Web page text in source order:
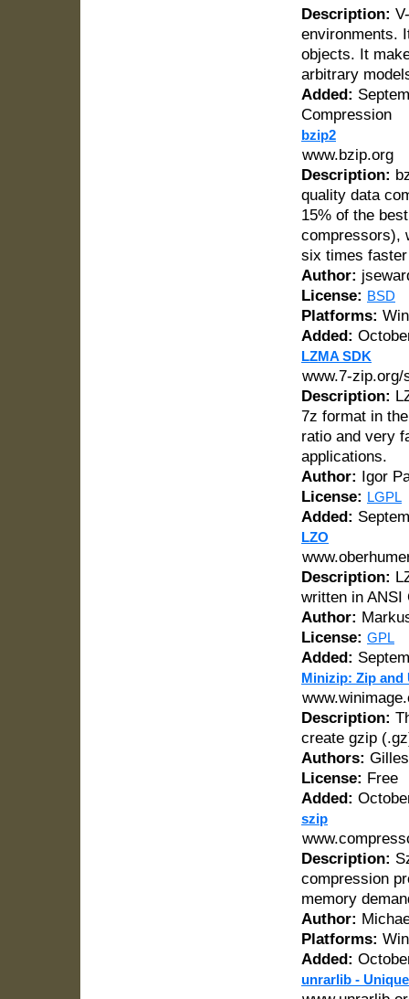
Description:
environments.
objects. It
arbitrary
Added:
Compression
bzip2
www.bzip.org
Description:
quality data
15% of the
compressors),
six times
Author:
License: BSD
Platforms:
Added:
LZMA SDK
www.7-zip.org/
Description:
7z format in
ratio and very
applications.
Author:
Igor
License: LGPL
Added:
LZO
Description:
written in ANSI
Author:
License: GPL
Added:
Minizip: Zip and
Description:
create gzip
Authors:
License: Free
Added:
szip
Description:
compression
memory
Author:
Platforms:
Added:
unrarlib -